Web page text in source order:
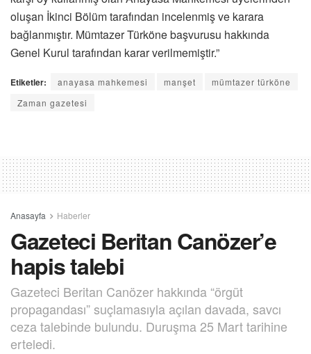
oluşan İkinci Bölüm tarafından incelenmiş ve karara
bağlanmıştır. Mümtazer Türköne başvurusu hakkında
Genel Kurul tarafından karar verilmemiştir.”
Etiketler: anayasa mahkemesi manşet
mümtazer türköne
Zaman gazetesi
Anasayfa Haberler
Gazeteci Beritan Canözer’e
hapis talebi
Gazeteci Beritan Canözer hakkında “örgüt
propagandası” suçlamasıyla açılan davada, savcı
ceza talebinde bulundu. Duruşma 25 Mart tarihine
erteledi.